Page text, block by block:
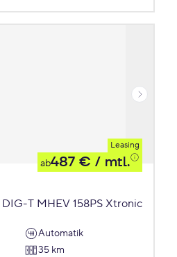
Leasing
ab487 € / mtl.
DIG-T MHEV 158PS Xtronic
Automatik
35 km